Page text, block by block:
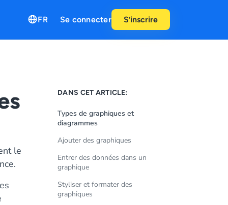
FR Se connecter S’inscrire
le
DANS CET ARTICLE:
Types de graphiques et
diagrammes
Ajouter des graphiques
Entrer des données dans un
graphique
Styliser et formater des
graphiques